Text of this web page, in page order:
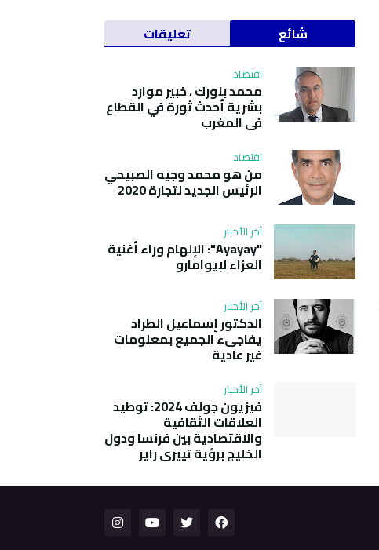
شائع تعليقات
اقتصاد
محمد بنورك ، خبير موارد
بشرية أحدث ثورة في القطاع
في المغرب
اقتصاد
من هو محمد وجيه الصبيحي
الرئيس الجديد لتجارة 2020
آخر الأخبار
"Ayayay": الإلهام وراء أغنية
العزاء لإيوامارو
آخر الأخبار
الدكتور إسماعيل الطراد
يفاجىء الجميع بمعلومات
غير عادية
آخر الأخبار
فيزيون جولف 2024: توطيد
العلاقات الثقافية
والاقتصادية بين فرنسا ودول
الخليج برؤية تييري راير